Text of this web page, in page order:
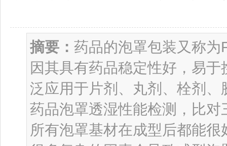
摘要： 药品的泡罩包装又称
因其具有药品稳定性好，易
泛应用于片剂、丸剂、栓剂
药品泡罩透湿性能检测，比
所有泡罩基材在成型后都能